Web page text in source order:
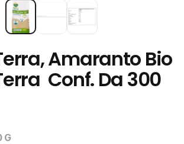
Amaranto Bio
Conf. Da 300
G